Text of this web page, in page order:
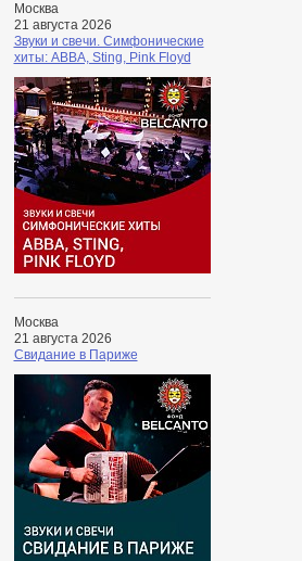
Москва
21 августа 2026
Звуки и свечи. Симфонические
хиты: ABBA, Sting, Pink Floyd
Москва
21 августа 2026
Свидание в Париже